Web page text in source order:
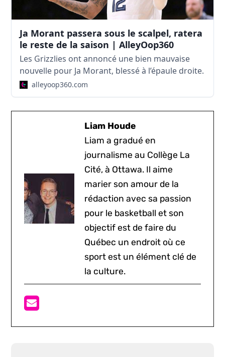
Ja Morant passera sous le scalpel, ratera
le reste de la saison | AlleyOop360
Les Grizzlies ont annoncé une bien mauvaise
nouvelle pour Ja Morant, blessé à l’épaule droite.
alleyoop360.com
Liam Houde
Liam a gradué en
journalisme au Collège La
Cité, à Ottawa. Il aime
marier son amour de la
rédaction avec sa passion
pour le basketball et son
objectif est de faire du
Québec un endroit où ce
sport est un élément clé de
la culture.